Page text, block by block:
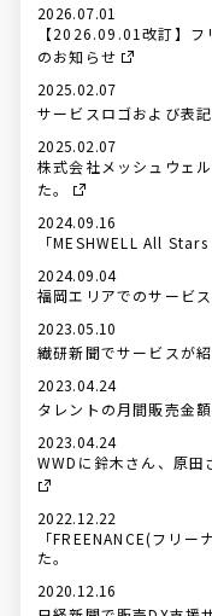
2026.07.01
【2026.09.01改訂】
のお知らせ
2025.02.07
サービスロゴおよび表
2025.02.07
株式会社メッシュウェ
た。
2024.09.16
「MESHWELL All
2024.09.04
福岡エリアでのサービ
2023.05.10
繊研新聞でサービスが紹
2023.04.24
タレントの月間販売金
2023.04.24
WWDに鈴木さん、原田
2022.12.22
「FREENANCE(フリ
た。
2020.12.16